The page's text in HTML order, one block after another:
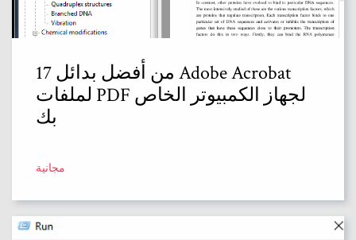
17 من أفضل بدائل Adobe Acrobat
لملفات PDF لجهاز الكمبيوتر الخاص
بك
مجانية